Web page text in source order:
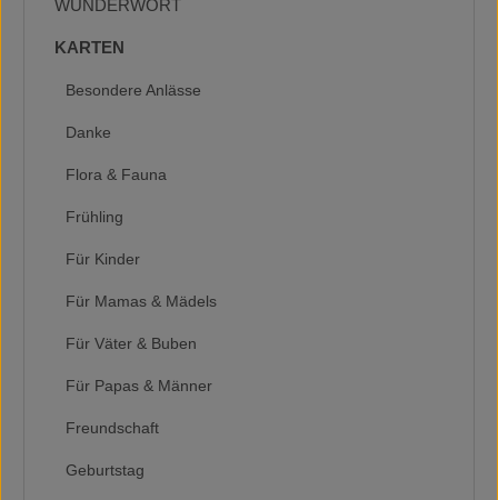
WUNDERWORT
KARTEN
Besondere Anlässe
Danke
Flora & Fauna
Frühling
Für Kinder
Für Mamas & Mädels
Für Väter & Buben
Für Papas & Männer
Freundschaft
Geburtstag